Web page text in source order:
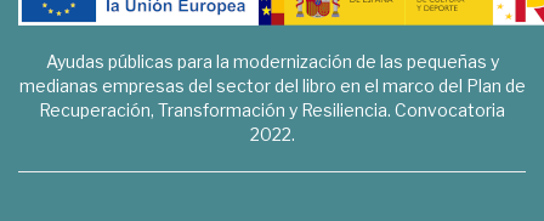
Ayudas públicas para la modernización de las pequeñas y
medianas empresas del sector del libro en el marco del Plan de
Recuperación, Transformación y Resiliencia. Convocatoria
2022.